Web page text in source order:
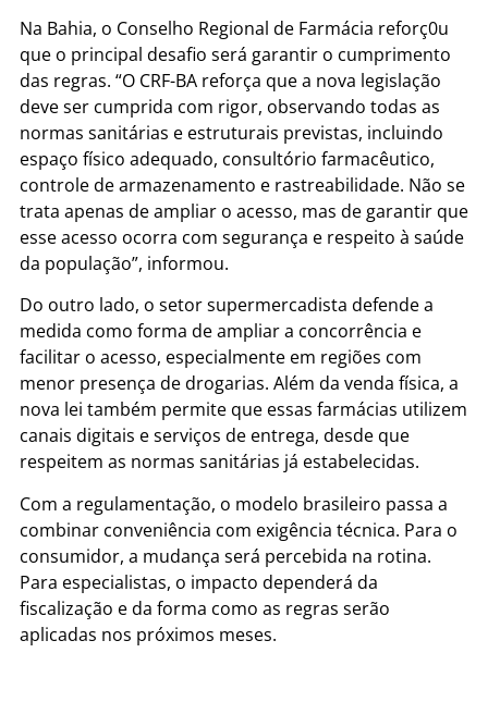
Na Bahia, o Conselho Regional de Farmácia reforç0u
que o principal desafio será garantir o cumprimento
das regras. “O CRF-BA reforça que a nova legislação
deve ser cumprida com rigor, observando todas as
normas sanitárias e estruturais previstas, incluindo
espaço físico adequado, consultório farmacêutico,
controle de armazenamento e rastreabilidade. Não se
trata apenas de ampliar o acesso, mas de garantir que
esse acesso ocorra com segurança e respeito à saúde
da população”, informou.
Do outro lado, o setor supermercadista defende a
medida como forma de ampliar a concorrência e
facilitar o acesso, especialmente em regiões com
menor presença de drogarias. Além da venda física, a
nova lei também permite que essas farmácias utilizem
canais digitais e serviços de entrega, desde que
respeitem as normas sanitárias já estabelecidas.
Com a regulamentação, o modelo brasileiro passa a
combinar conveniência com exigência técnica. Para o
consumidor, a mudança será percebida na rotina.
Para especialistas, o impacto dependerá da
fiscalização e da forma como as regras serão
aplicadas nos próximos meses.